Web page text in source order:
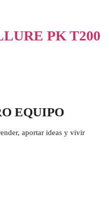
PK T200
EQUIPO
aportar ideas y vivir